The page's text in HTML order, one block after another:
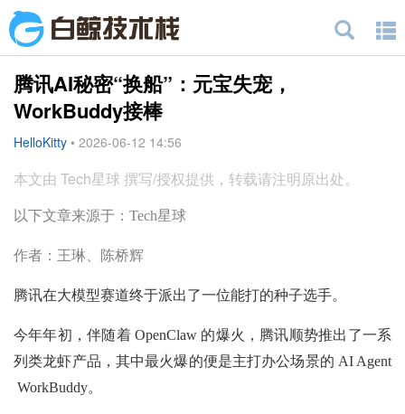
腾讯AI秘密“换船”：元宝失宠，
WorkBuddy接棒
HelloKitty • 2026-06-12 14:56
本文由 Tech星球 撰写/授权提供，转载请注明原出处。
以下文章来源于：Tech星球
作者：王琳、陈桥辉
腾讯在大模型赛道终于派出了一位能打的种子选手。
今年年初，伴随着 OpenClaw 的爆火，腾讯顺势推出了一系
列类龙虾产品，其中最火爆的便是主打办公场景的 AI Agent
WorkBuddy。